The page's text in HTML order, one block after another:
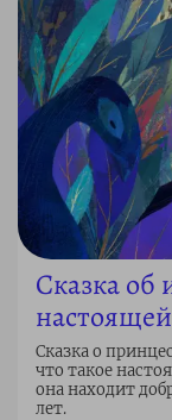
Сказка об
Сказка о
что такое
она находит
лет.